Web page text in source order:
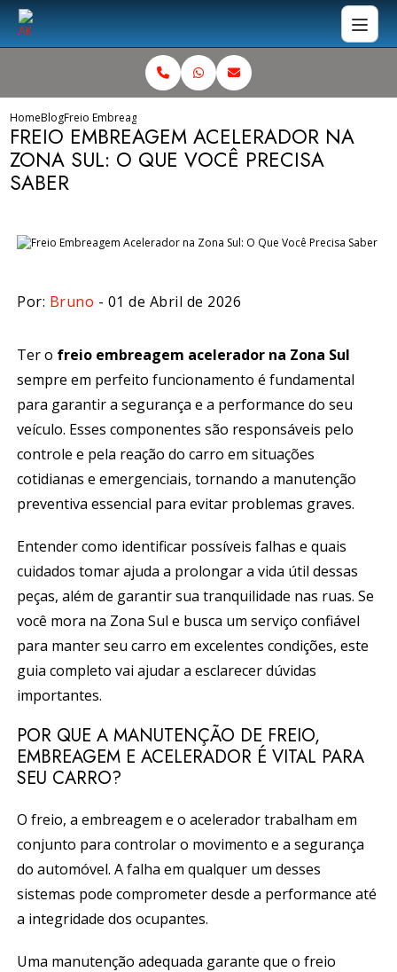
HomeBlogFreio Embreagem Acelerador na Zona Sul: O Que Você Precisa
FREIO EMBREAGEM ACELERADOR NA
ZONA SUL: O QUE VOCÊ PRECISA
SABER
Por: Bruno - 01 de Abril de 2026
Ter o freio embreagem acelerador na Zona Sul
sempre em perfeito funcionamento é fundamental
para garantir a segurança e a performance do seu
veículo. Esses componentes são responsáveis pelo
controle e pela reação do carro em situações
cotidianas e emergenciais, tornando a manutenção
preventiva essencial para evitar problemas graves.
Entender como identificar possíveis falhas e quais
cuidados tomar ajuda a prolongar a vida útil dessas
peças, além de garantir sua tranquilidade nas ruas. Se
você mora na Zona Sul e busca um serviço confiável
para manter seu carro em excelentes condições, este
guia completo vai ajudar a esclarecer dúvidas
importantes.
POR QUE A MANUTENÇÃO DE FREIO,
EMBREAGEM E ACELERADOR É VITAL PARA
SEU CARRO?
O freio, a embreagem e o acelerador trabalham em
conjunto para controlar o movimento e a segurança
do automóvel. A falha em qualquer um desses
sistemas pode comprometer desde a performance até
a integridade dos ocupantes.
Uma manutenção adequada garante que o freio